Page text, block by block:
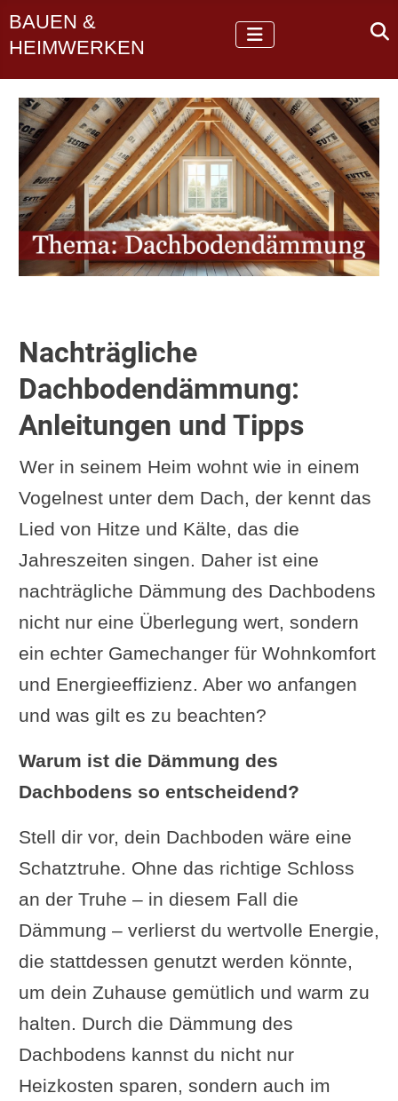
BAUEN &
HEIMWERKEN
Nachträgliche
Dachbodendämmung:
Anleitungen und Tipps
Wer in seinem Heim wohnt wie in einem
Vogelnest unter dem Dach, der kennt das
Lied von Hitze und Kälte, das die
Jahreszeiten singen. Daher ist eine
nachträgliche Dämmung des Dachbodens
nicht nur eine Überlegung wert, sondern
ein echter Gamechanger für Wohnkomfort
und Energieeffizienz. Aber wo anfangen
und was gilt es zu beachten?
Warum ist die Dämmung des
Dachbodens so entscheidend?
Stell dir vor, dein Dachboden wäre eine
Schatztruhe. Ohne das richtige Schloss
an der Truhe – in diesem Fall die
Dämmung – verlierst du wertvolle Energie,
die stattdessen genutzt werden könnte,
um dein Zuhause gemütlich und warm zu
halten. Durch die Dämmung des
Dachbodens kannst du nicht nur
Heizkosten sparen, sondern auch im